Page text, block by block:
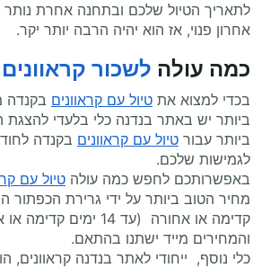
לתאריך הטיול שלכם ובתחנה אחרת נותר
אחרון פנוי, אז הוא יהיה הרבה יותר יקר.
כמה עולה לשכור קראוונים
בכדי למצוא את טיול עם קראוונים בקנדה
ביותר יש באתר בנדנה כלי בלעדי להצגת
ביותר עבור טיול עם קראוונים בקנדה
לגמישות שלכם.
באפשרותכם לחפש כמה עולה טיול עם
מחיר הטוב ביותר על ידי גרירת הכפתור
קדימה או אחורה (עד 14 ימים
והמחירים מייד ישתנו בהתאם.
כלי נוסף, ייחודי לאתר בנדנה קראוונים,